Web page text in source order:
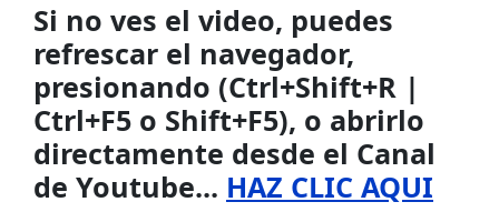
Texto
Si no ves el video, puedes
refrescar el navegador,
presionando (Ctrl+Shift+R |
Ctrl+F5 o Shift+F5), o abrirlo
directamente desde el Canal
de Youtube... HAZ CLIC AQUI